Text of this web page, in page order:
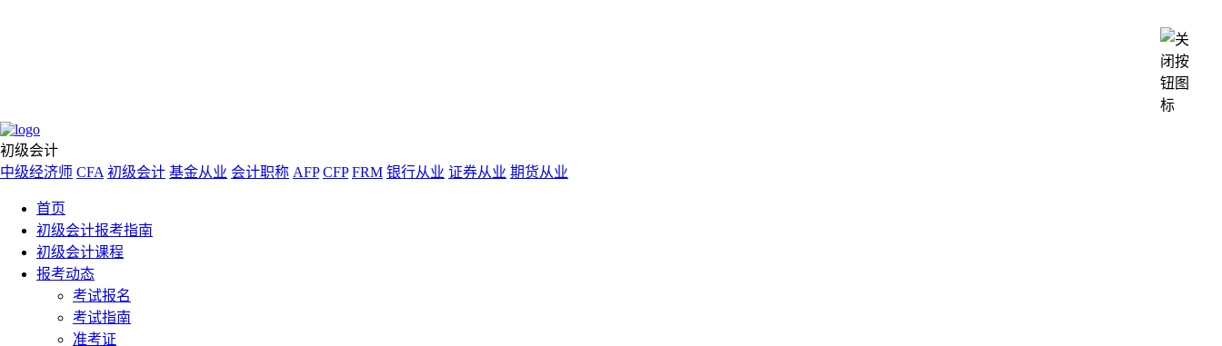
初级会计
中级经济师 CFA 初级会计 基金从业 会计职称 AFP CFP FRM 银行从业 证券从业 期货从业
首页
初级会计报考指南
初级会计课程
报考动态
考试报名
考试指南
准考证